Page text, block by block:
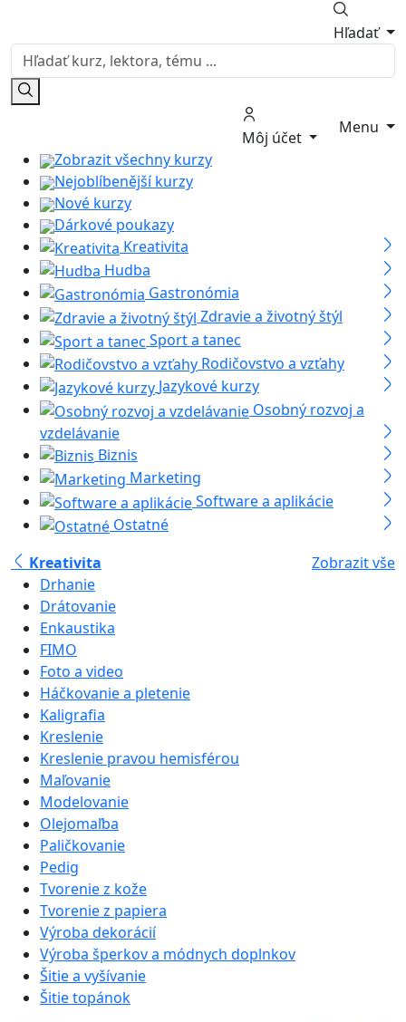
Hľadať
Môj účet
Menu
Zobrazit všechny kurzy
Nejoblíbenější kurzy
Nové kurzy
Dárkové poukazy
Kreativita
Hudba
Gastronómia
Zdravie a životný štýl
Sport a tanec
Rodičovstvo a vzťahy
Jazykové kurzy
Osobný rozvoj a
vzdelávanie
Biznis
Marketing
Software a aplikácie
Ostatné
Kreativita
Zobrazit vše
Drhanie
Drátovanie
Enkaustika
FIMO
Foto a video
Háčkovanie a pletenie
Kaligrafia
Kreslenie
Kreslenie pravou hemisférou
Maľovanie
Modelovanie
Olejomaľba
Paličkovanie
Pedig
Tvorenie z kože
Tvorenie z papiera
Výroba dekorácií
Výroba šperkov a módnych doplnkov
Šitie a vyšívanie
Šitie topánok